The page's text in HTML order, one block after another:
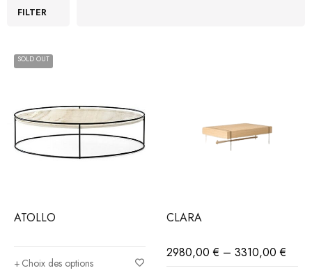
FILTER
SOLD OUT
ATOLLO
Choix des options
CLARA
2980,00€ – 3310,00€